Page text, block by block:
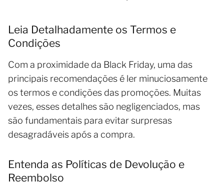
Leia Detalhadamente os Termos e
Condições
Com a proximidade da Black Friday, uma das
principais recomendações é ler minuciosamente
os termos e condições das promoções. Muitas
vezes, esses detalhes são negligenciados, mas
são fundamentais para evitar surpresas
desagradáveis após a compra.
Entenda as Políticas de Devolução e
Reembolso